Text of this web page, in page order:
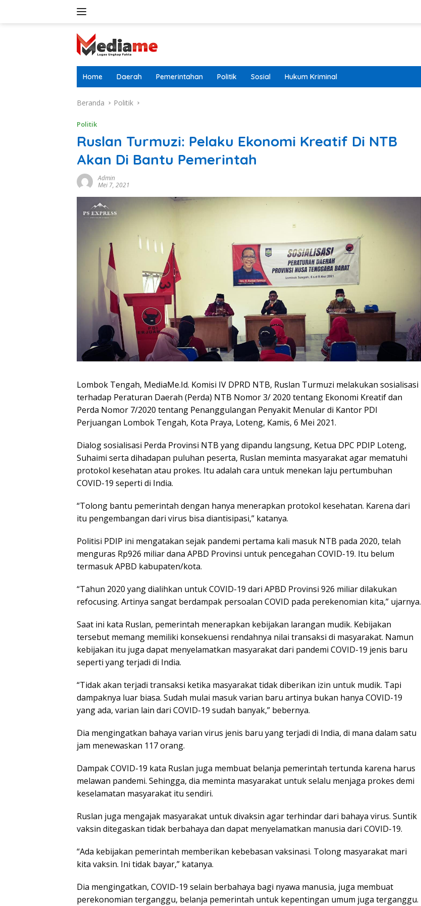
Home Daerah Pemerintahan Politik Sosial Hukum Kriminal
Beranda Politik
Politik
Ruslan Turmuzi: Pelaku Ekonomi Kreatif Di NTB
Akan Di Bantu Pemerintah
Admin
Mei 7, 2021
Lombok Tengah, MediaMe.Id. Komisi IV DPRD NTB, Ruslan Turmuzi melakukan sosialisasi
terhadap Peraturan Daerah (Perda) NTB Nomor 3/ 2020 tentang Ekonomi Kreatif dan
Perda Nomor 7/2020 tentang Penanggulangan Penyakit Menular di Kantor PDI
Perjuangan Lombok Tengah, Kota Praya, Loteng, Kamis, 6 Mei 2021.
Dialog sosialisasi Perda Provinsi NTB yang dipandu langsung, Ketua DPC PDIP Loteng,
Suhaimi serta dihadapan puluhan peserta, Ruslan meminta masyarakat agar mematuhi
protokol kesehatan atau prokes. Itu adalah cara untuk menekan laju pertumbuhan
COVID-19 seperti di India.
“Tolong bantu pemerintah dengan hanya menerapkan protokol kesehatan. Karena dari
itu pengembangan dari virus bisa diantisipasi,” katanya.
Politisi PDIP ini mengatakan sejak pandemi pertama kali masuk NTB pada 2020, telah
menguras Rp926 miliar dana APBD Provinsi untuk pencegahan COVID-19. Itu belum
termasuk APBD kabupaten/kota.
“Tahun 2020 yang dialihkan untuk COVID-19 dari APBD Provinsi 926 miliar dilakukan
refocusing. Artinya sangat berdampak persoalan COVID pada perekenomian kita,” ujarnya.
Saat ini kata Ruslan, pemerintah menerapkan kebijakan larangan mudik. Kebijakan
tersebut memang memiliki konsekuensi rendahnya nilai transaksi di masyarakat. Namun
kebijakan itu juga dapat menyelamatkan masyarakat dari pandemi COVID-19 jenis baru
seperti yang terjadi di India.
“Tidak akan terjadi transaksi ketika masyarakat tidak diberikan izin untuk mudik. Tapi
dampaknya luar biasa. Sudah mulai masuk varian baru artinya bukan hanya COVID-19
yang ada, varian lain dari COVID-19 sudah banyak,” bebernya.
Dia mengingatkan bahaya varian virus jenis baru yang terjadi di India, di mana dalam satu
jam menewaskan 117 orang.
Dampak COVID-19 kata Ruslan juga membuat belanja pemerintah tertunda karena harus
melawan pandemi. Sehingga, dia meminta masyarakat untuk selalu menjaga prokes demi
keselamatan masyarakat itu sendiri.
Ruslan juga mengajak masyarakat untuk divaksin agar terhindar dari bahaya virus. Suntik
vaksin ditegaskan tidak berbahaya dan dapat menyelamatkan manusia dari COVID-19.
“Ada kebijakan pemerintah memberikan kebebasan vaksinasi. Tolong masyarakat mari
kita vaksin. Ini tidak bayar,” katanya.
Dia mengingatkan, COVID-19 selain berbahaya bagi nyawa manusia, juga membuat
perekonomian terganggu, belanja pemerintah untuk kepentingan umum juga terganggu.